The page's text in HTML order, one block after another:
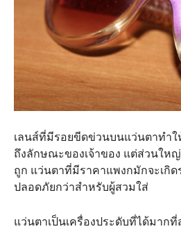
เลนส์ที่มีรอยขีดข่วนบนแว่นตาทำใ
ถึงลักษณะ​ของเจ้าของ แต่ส่วนให
ถูก แว่นตาที่มีราคาแพงกมักจะเกิ
ปลอดภัยกว่าสำหรับผู้สวมใส่
แว่นตาเป็นเครื่องประดับที่ได้มาก